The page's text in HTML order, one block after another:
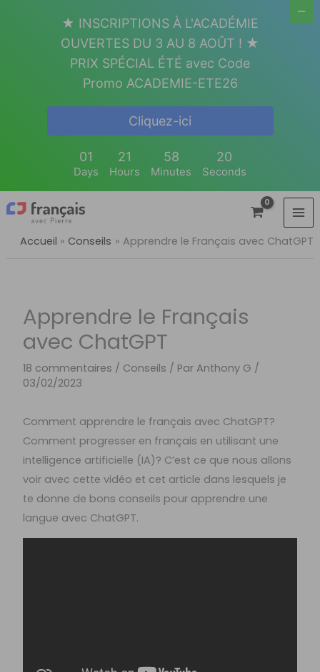
Accueil Conseils Apprendre le Français avec ChatGPT
Apprendre le Français
avec ChatGPT
18 commentaires / Conseils / Par Anthony G /
03/02/2023
Comment apprendre le français avec ChatGPT?
Comment progresser en français en utilisant une
intelligence artificielle (IA)? C’est ce que nous allons
voir avec cette vidéo et cet article dans lesquels je
te donne de bons conseils pour apprendre une
langue avec ChatGPT.
★ INSCRIPTIONS À L'ACADÉMIE
OUVERTES DU 3 AU 8 AOÛT ! ★
PRIX SPÉCIAL ÉTÉ avec Code
Promo ACADEMIE-ETE26
Cliquez-ici
01
Days
21
Hours
58
Minutes
19
Seconds